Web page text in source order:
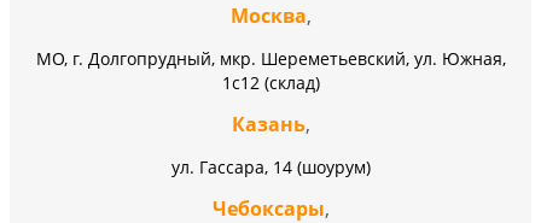
Москва,
МО, г. Долгопрудный, мкр. Шереметьевский, ул. Южная,
1с12 (склад)
Казань,
ул. Гассара, 14 (шоурум)
Чебоксары,